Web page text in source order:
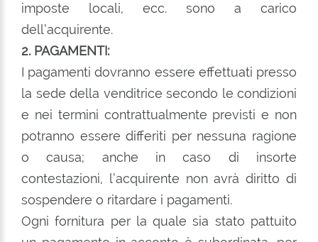
imposte locali, ecc. sono a carico
dell’acquirente.
2. PAGAMENTI:
I pagamenti dovranno essere effettuati presso
la sede della venditrice secondo le condizioni
e nei termini contrattualmente previsti e non
potranno essere differiti per nessuna ragione
o causa; anche in caso di insorte
contestazioni, l’acquirente non avrà diritto di
sospendere o ritardare i pagamenti.
Ogni fornitura per la quale sia stato pattuito